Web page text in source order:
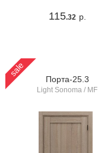
115.32 р.
sale
Порта-25.3
Light Sonoma / MF